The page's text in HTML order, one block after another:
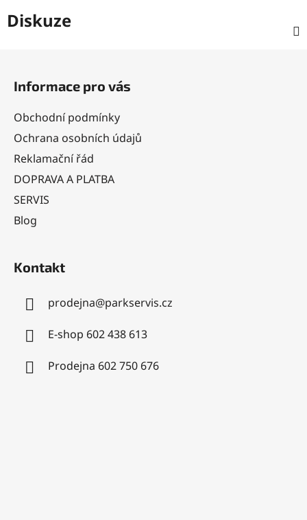
Diskuze
Informace pro vás
Obchodní podmínky
Ochrana osobních údajů
Reklamační řád
DOPRAVA A PLATBA
SERVIS
Blog
Kontakt
prodejna@parkservis.cz
E-shop 602 438 613
Prodejna 602 750 676